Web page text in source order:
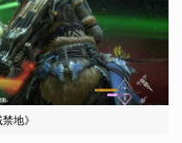
地》